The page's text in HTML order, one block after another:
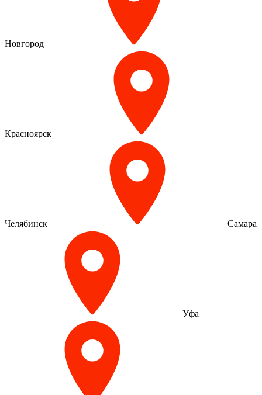
Новгород
Красноярск
Челябинск Самара
Уфа